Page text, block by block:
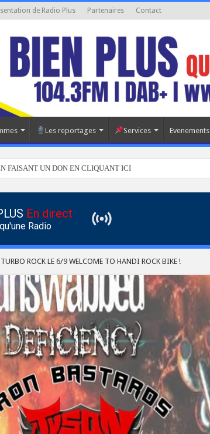
de Radio Plus Partenaires Contact
Les reportages Services Evenements
FAISANT UN DON EN CLIQUANT ICI
En direct
Radio
TURBO ROCK LE 6/9 WELCOME TO HANDI ROCK BIKE !